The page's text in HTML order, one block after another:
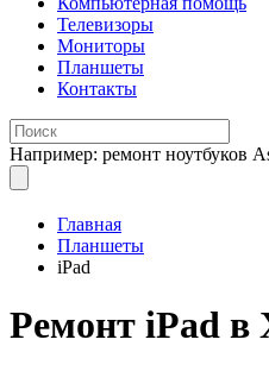
Телевизоры
Мониторы
Планшеты
Контакты
Например: ремонт ноутбуков
Главная
Планшеты
iPad
Ремонт iPad в